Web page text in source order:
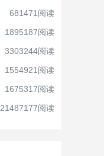
681471阅读
1895187阅读
3303244阅读
1554921阅读
1675317阅读
21487177阅读